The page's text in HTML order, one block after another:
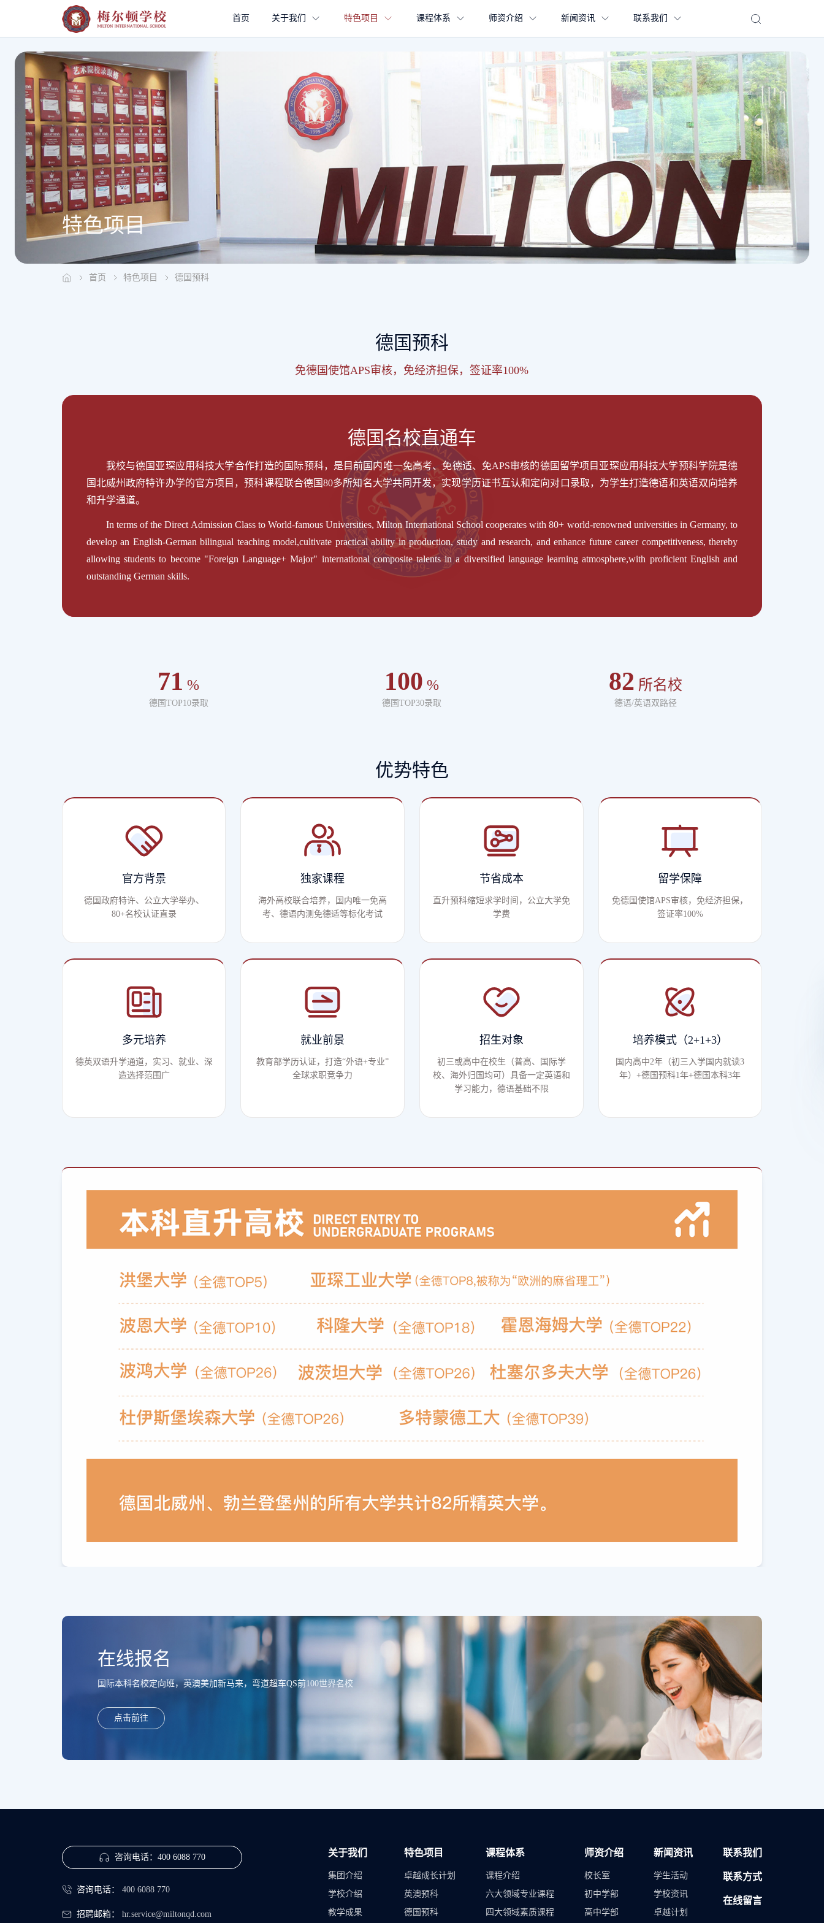
首页 关于我们 特色项目 课程体系 师资介绍 新闻资讯 联系我们
特色项目
首页 特色项目 德国预科
德国预科
免德国使馆APS审核，免经济担保，签证率100%
德国名校直通车
我校与德国亚琛应用科技大学合作打造的国际预科，是目前国内唯一免高考、免德适、免APS审核的德国留学项目亚琛应用科技大学预科学院是德
国北威州政府特许办学的官方项目，预科课程联合德国80多所知名大学共同开发，实现学历证书互认和定向对口录取，为学生打造德语和英语双向培养
和升学通道。
In terms of the Direct Admission Class to World-famous Universities, Milton International School cooperates with 80+ world-renowned universities in Germany, to
develop an English-German bilingual teaching model,cultivate practical ability in production, study and research, and enhance future career competitiveness, thereby
allowing students to become "Foreign Language+ Major" international composite talents in a diversified language learning atmosphere,with proficient English and
outstanding German skills.
71 %
德国TOP10录取
100 %
德国TOP30录取
82 所名校
德语/英语双路径
优势特色
官方背景
德国政府特许、公立大学举办、
80+名校认证直录
独家课程
海外高校联合培养，国内唯一免高
考、德语内测免德适等标化考试
节省成本
直升预科缩短求学时间，公立大学免
学费
留学保障
免德国使馆APS审核，免经济担保，
签证率100%
多元培养
德英双语升学通道，实习、就业、深
造选择范围广
就业前景
教育部学历认证，打造“外语+专业”
全球求职竞争力
招生对象
初三或高中在校生（普高、国际学
校、海外归国均可）具备一定英语和
学习能力，德语基础不限
培养模式（2+1+3）
国内高中2年（初三入学国内就读3
年）+德国预科1年+德国本科3年
在线报名
国际本科名校定向班，英澳美加新马来，弯道超车QS前100世界名校
点击前往
咨询电话： 400 6088 770
咨询电话： 400 6088 770
招聘邮箱： hr.service@miltonqd.com
关于我们
集团介绍
学校介绍
教学成果
特色项目
卓越成长计划
英澳预科
德国预科
课程体系
课程介绍
六大领域专业课程
四大领域素质课程
师资介绍
校长室
初中学部
高中学部
新闻资讯
学生活动
学校资讯
卓越计划
联系我们
联系方式
在线留言